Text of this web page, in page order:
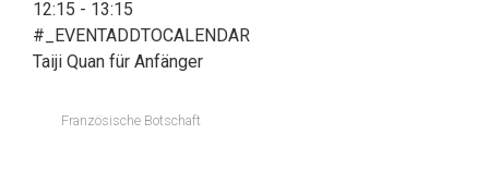
12:15 - 13:15
#_EVENTADDTOCALENDAR
Taiji Quan für Anfänger
Französische Botschaft